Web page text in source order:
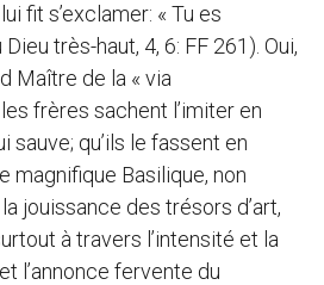
fit s’exclamer: « Tu es
très-haut, 4, 6: FF 261). Oui,
Maître de la « via
frères sachent l’imiter en
sauve; qu’ils le fassent en
magnifique Basilique, non
jouissance des trésors d’art,
à travers l’intensité et la
l’annonce fervente du